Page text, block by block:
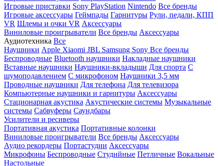
Игровые приставки Sony PlayStation Nintendo Все бренды
Игровые аксессуары Геймпады Гарнитуры Рули, педали, КПП
VR Шлемы и очки VR Аксессуары
Виниловые проигрыватели Все бренды Аксессуары
Аудиотехника Все
Наушники Apple Xiaomi JBL Samsung Sony Все бренды
Беспроводные Bluetooth наушники Накладные наушники
Вставные наушники Наушники-вкладыши Для спорта С
шумоподавлением С микрофоном Наушники 3,5 мм
Проводные наушники Для телефона Для телевизора
Компьютерные наушники и гарнитуры Аксессуары
Стационарная акустика Акустические системы Музыкальные
системы Сабвуферы Саундбары
Усилители и ресиверы
Портативная акустика Портативные колонки
Виниловые проигрыватели Все бренды Аксессуары
Аудио рекордеры Портастудии Аксессуары
Микрофоны Беспроводные Студийные Петличные Вокальные
Настольные